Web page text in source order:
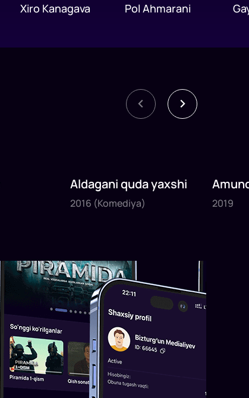
Xiro Kanagava Pol Ahmarani
2016
1x82daq.
Aldagani quda yaxshi
2016 (Komediya)
2019
1x120
2019